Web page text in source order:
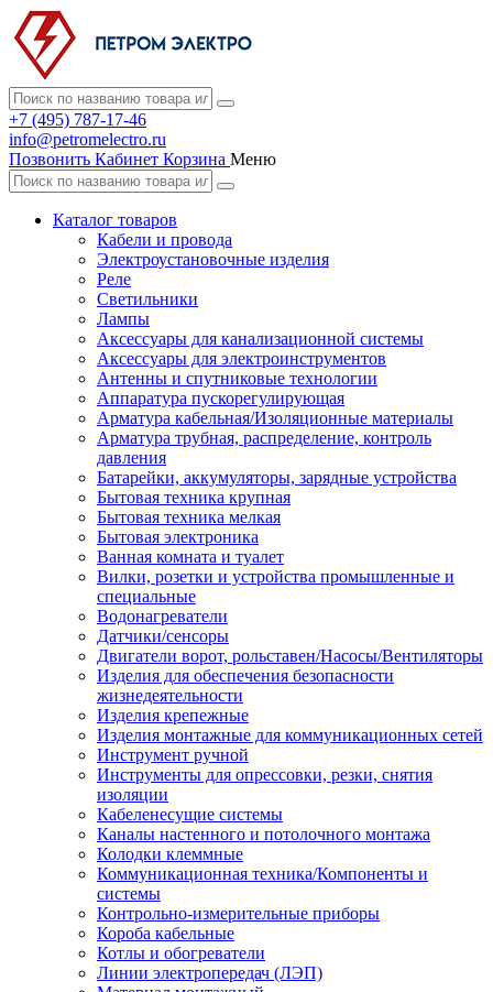
+7 (495) 787-17-46
info@petromelectro.ru
Позвонить Кабинет Корзина Меню
Каталог товаров
Кабели и провода
Электроустановочные изделия
Реле
Светильники
Лампы
Аксессуары для канализационной системы
Аксессуары для электроинструментов
Антенны и спутниковые технологии
Аппаратура пускорегулирующая
Арматура кабельная/Изоляционные материалы
Арматура трубная, распределение, контроль
давления
Батарейки, аккумуляторы, зарядные устройства
Бытовая техника крупная
Бытовая техника мелкая
Бытовая электроника
Ванная комната и туалет
Вилки, розетки и устройства промышленные и
специальные
Водонагреватели
Датчики/сенсоры
Двигатели ворот, рольставен/Насосы/Вентиляторы
Изделия для обеспечения безопасности
жизнедеятельности
Изделия крепежные
Изделия монтажные для коммуникационных сетей
Инструмент ручной
Инструменты для опрессовки, резки, снятия
изоляции
Кабеленесущие системы
Каналы настенного и потолочного монтажа
Колодки клеммные
Коммуникационная техника/Компоненты и
системы
Контрольно-измерительные приборы
Короба кабельные
Котлы и обогреватели
Линии электропередач (ЛЭП)